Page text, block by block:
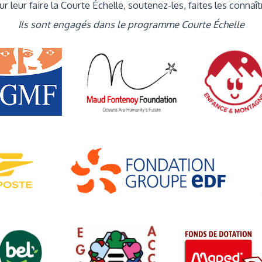
leur faire la Courte Échelle, soutenez-les, faites les
Ils sont engagés dans le programme Courte Échelle